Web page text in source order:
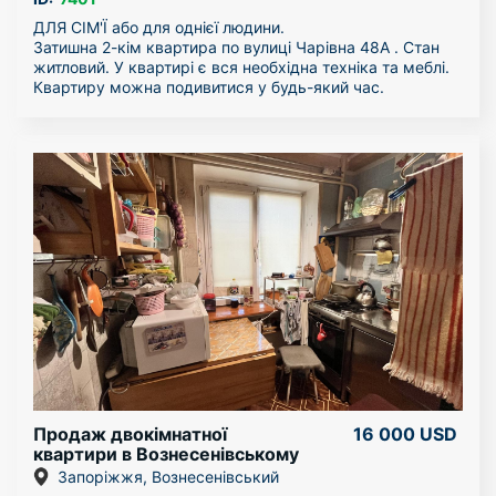
ДЛЯ СІМ'Ї або для однієї людини.
Затишна 2-кім квартира по вулиці Чарівна 48А . Стан
житловий. У квартирі є вся необхідна техніка та меблі.
Квартиру можна подивитися у будь-який час.
Продаж двокімнатної
квартири в Вознесенівському
районі
16 000 USD
Запоріжжя, Вознесенівський